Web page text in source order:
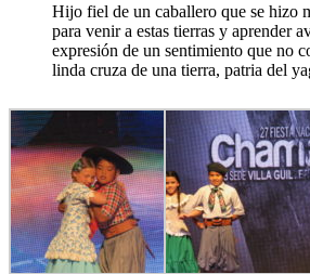
Hijo fiel de un caballero que se hizo
para venir a estas tierras y aprender
expresión de un sentimiento que no
linda cruza de una tierra, patria del